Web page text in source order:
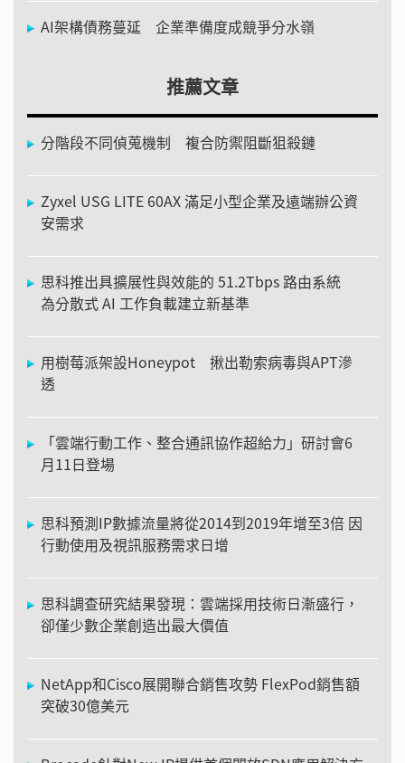
AI架構債務蔓延 企業準備度成競爭分水嶺
推薦文章
分階段不同偵蒐機制 複合防禦阻斷狙殺鏈
Zyxel USG LITE 60AX 滿足小型企業及遠端辦公資
安需求
思科推出具擴展性與效能的 51.2Tbps 路由系統
為分散式 AI 工作負載建立新基準
用樹莓派架設Honeypot 揪出勒索病毒與APT滲
透
「雲端行動工作、整合通訊協作超給力」研討會6
月11日登場
思科預測IP數據流量將從2014到2019年增至3倍 因
行動使用及視訊服務需求日增
思科調查研究結果發現：雲端採用技術日漸盛行，
卻僅少數企業創造出最大價值
NetApp和Cisco展開聯合銷售攻勢 FlexPod銷售額
突破30億美元